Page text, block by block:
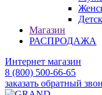
Магазин
РАСПРОДАЖА
Интернет магазин
8 (800) 500-66-65
заказать обратный